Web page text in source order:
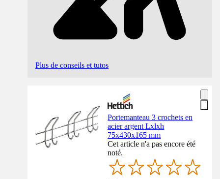
Plus de conseils et tutos
Portemanteau 3 crochets en
acier argent Lxlxh
75x430x165 mm
Cet article n'a pas encore été
noté.